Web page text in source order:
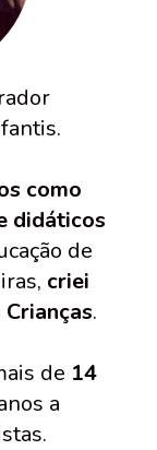
como
didáticos
de
criei
.
de 14
a